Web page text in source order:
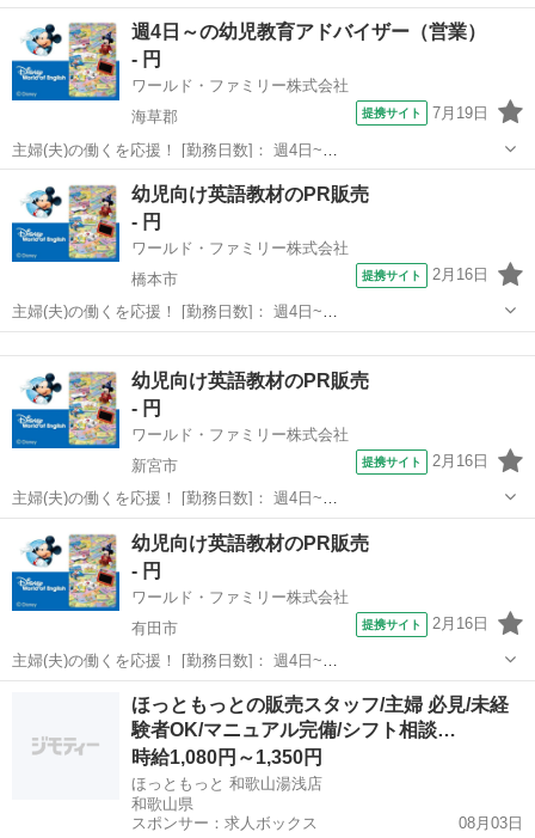
10:00~17:00/10:00~16:00/10:00~15:00/09:30~14:00 [勤務地・最寄
駅]： 和歌山県田辺市 ※勤務エリア選択可 ワールド・フ...
田辺市 営業
週4日～の幼児教育アドバイザー（営業）
- 円
ワールド・ファミリー株式会社
海草郡
提携サイト 7月19日
主婦(夫)の働くを応援！ [勤務日数]： 週4日~
10:00~17:00/10:00~16:00/10:00~15:00/09:30~14:00 [勤務地・最寄
駅]： 和歌山県海草郡 ※勤務エリア選択可 ワールド・フ...
海草郡 営業
幼児向け英語教材のPR販売
- 円
ワールド・ファミリー株式会社
橋本市
提携サイト 2月16日
主婦(夫)の働くを応援！ [勤務日数]： 週4日~
10:00~17:00/10:00~16:00/10:00~15:00/09:30~14:00 [勤務地・最寄
駅]： 和歌山県橋本市 ※勤務エリア選択可 ワールド・フ...
幼児向け英語教材のPR販売
- 円
ワールド・ファミリー株式会社
新宮市
提携サイト 2月16日
主婦(夫)の働くを応援！ [勤務日数]： 週4日~
10:00~17:00/10:00~16:00/10:00~15:00/09:30~14:00 [勤務地・最寄
駅]： 和歌山県新宮市 ※勤務エリア選択可 ワールド・フ...
新宮市 営業
幼児向け英語教材のPR販売
- 円
ワールド・ファミリー株式会社
有田市
提携サイト 2月16日
主婦(夫)の働くを応援！ [勤務日数]： 週4日~
10:00~17:00/10:00~16:00/10:00~15:00/09:30~14:00 [勤務地・最寄
駅]： 和歌山県有田郡 ※勤務エリア選択可 ワールド・フ...
有田市 営業
ほっともっとの販売スタッフ/主婦 必見/未経
験者OK/マニュアル完備/シフト相談…
時給1,080円～1,350円
ほっともっと 和歌山湯浅店
和歌山県
スポンサー：求人ボックス
08月03日